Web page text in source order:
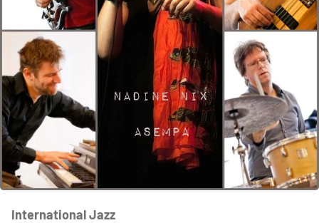
International Jazz